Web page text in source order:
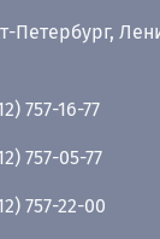
Петербург,
757-16-77
757-05-77
757-22-00